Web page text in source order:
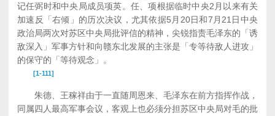
记任弼时和中央局成员项英。任、项根据临时中央2月以来有关
加速反「右倾」的历次决议，尤其依据5月20日和7月21日中央
政治局两次对苏区中央局批评信的精神，尖锐指责毛泽东的「诱
敌深入」军事方针和向赣东北发展的主张是「专等待敌人进攻」
的保守的「等待观念」。
[1-111]
朱德、王稼祥由于一直随周恩来、毛泽东在前方指挥作战，
同属四人最高军事会议，客观上也必须分担苏区中央局对毛的批